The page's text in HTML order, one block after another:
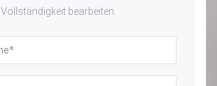
Vollständigkeit bearbeiten.